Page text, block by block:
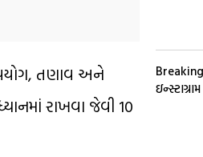
તણાવ અને
રાખવા જેવી 10